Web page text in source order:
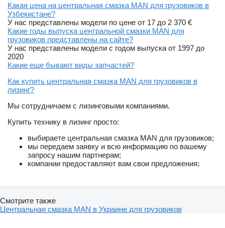
Какая цена на центральная смазка MAN для грузовиков в
Узбекистане?
У нас представлены модели по цене от 17 до 2 370 €
Какие годы выпуска центральной смазки MAN для
грузовиков представлены на сайте?
У нас представлены модели с годом выпуска от 1997 до
2020
Какие еще бывают виды запчастей?
Как купить центральная смазка MAN для грузовиков в
лизинг?
Мы сотрудничаем с лизинговыми компаниями.
Купить технику в лизинг просто:
выбираете центральная смазка MAN для грузовиков;
мы передаем заявку и всю информацию по вашему
запросу нашим партнерам;
компании предоставляют вам свои предложения;
Смотрите также
Центральная смазка MAN в Украине для грузовиков